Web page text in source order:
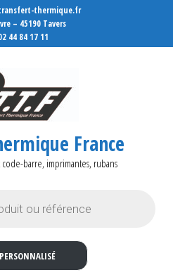
thermique.fr
– 45190 Tavers
44 84 17 11
France
barre, imprimantes, rubans